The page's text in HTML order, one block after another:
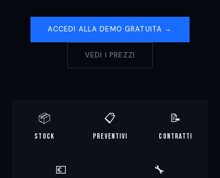
ACCEDI ALLA DEMO GRATUITA →
VEDI I PREZZI
📦
Stock
📋
Preventivi
📝
Contratti
💶 🔧